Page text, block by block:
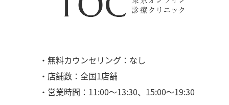
・無料カウンセリング：なし
・店舗数：全国1店舗
・営業時間：11:00〜13:30、15:00〜19:30